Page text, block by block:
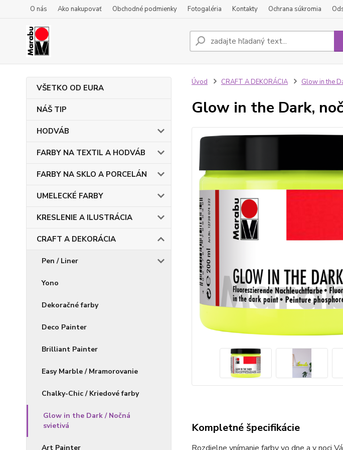
O nás Ako nakupovať Obchodné podmienky Fotogaléria Kontakty Ochrana súkromia
VŠETKO OD EURA
NÁŠ TIP
HODVÁB
FARBY NA TEXTIL A HODVÁB
FARBY NA SKLO A PORCELÁN
UMELECKÉ FARBY
KRESLENIE A ILUSTRÁCIA
CRAFT A DEKORÁCIA
Pen / Liner
Yono
Dekoračné farby
Deco Painter
Brilliant Painter
Easy Marble / Mramorovanie
Chalky-Chic / Kriedové farby
Glow in the Dark / Nočná
svietivá
Art Painter
Úvod CRAFT A DEKORÁCIA Glow in the
Glow in the Dark,
Kompletné špecifikácie